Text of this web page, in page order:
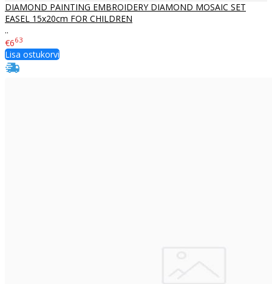
DIAMOND PAINTING EMBROIDERY DIAMOND MOSAIC SET
EASEL 15x20cm FOR CHILDREN
..
€663
Lisa ostukorvi